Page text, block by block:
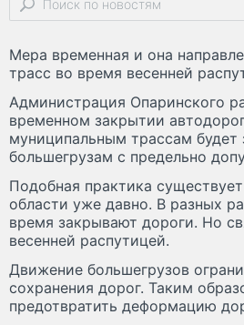
Мера временная и она
трасс во время весенней
Администрация Опаринского
временном закрытии
муниципальным трассам будет
большегрузам с предельно
Подобная практика
области уже давно. В разных
время закрывают дороги. Но
весенней распутицей.
Движение большегрузов
сохранения дорог. Таким
предотвратить деформацию